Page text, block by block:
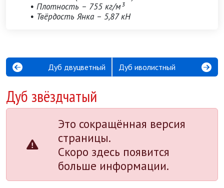
Дуб двуцветный Дуб иволистный
Дуб звёздчатый
Это сокращённая версия
страницы.
Скоро здесь появится
больше информации.
• Плотность – 755 кг/м³
• Твёрдость Янка – 5,87 кН